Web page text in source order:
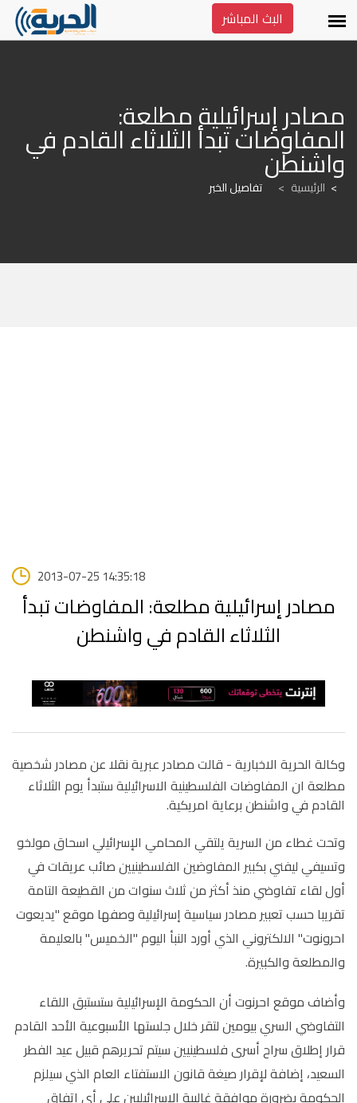
البث المباشر
واشنطن
الرئيسية > تفاصيل الخبر
2013-07-25 14:35:18
مصادر إسرائيلية مطلعة: المفاوضات تبدأ
الثلاثاء القادم في واشنطن
وكالة الحرية الاخبارية - قالت مصادر عبرية نقلا عن مصادر شخصية
مطلعة ان المفاوضات الفلسطينية الاسرائيلية ستبدأ يوم الثلاثاء
القادم في واشنطن برعاية امريكية.
وتحت غطاء من السرية يلتقي المحامي الإسرائيلي اسحاق مولخو
وتسيفي ليفني بكبير المفاوضين الفلسطينيين صائب عريقات في
أول لقاء تفاوضي منذ أكثر من ثلاث سنوات من القطيعة التامة
تقريبا حسب تعبير مصادر سياسية إسرائيلية وصفها موقع "يديعوت
احرونوت" الالكتروني الذي أورد النبأ اليوم "الخميس" بالعليمة
والمطلعة والكبيرة.
وأضاف موقع احرنوت أن الحكومة الإسرائيلية ستستبق اللقاء
التفاوضي السري بيومين لتقر خلال جلستها الأسبوعية الأحد القادم
قرار إطلاق سراح أسرى فلسطينيين سيتم تحريرهم قبيل عيد الفطر
السعيد، إضافة لإقرار صيغة قانون الاستفتاء العام الذي سيلزم
الحكومة بضرورة موافقة غالبية الإسرائيليين على أي اتفاق